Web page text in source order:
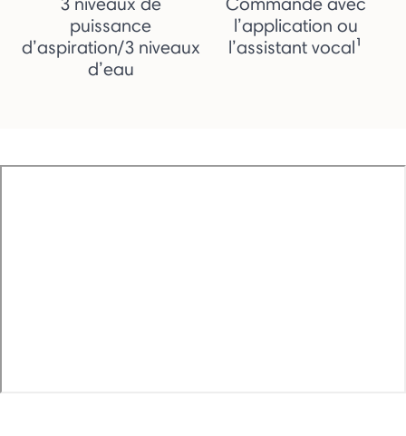
puissance
d’aspiration/3 niveaux
d’eau
l’application ou
l’assistant vocal¹